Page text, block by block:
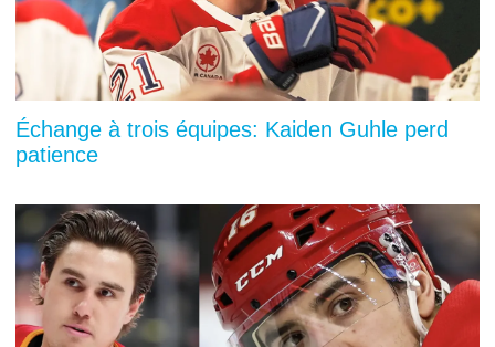
Échange à trois équipes: Kaiden Guhle perd
patience